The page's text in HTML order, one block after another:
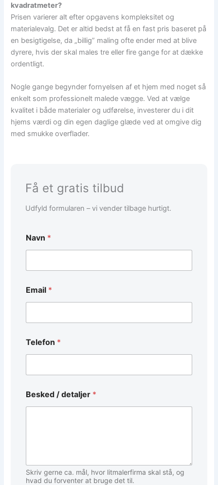
kvadratmeter?
Prisen varierer alt efter opgavens kompleksitet og
materialevalg. Det er altid bedst at få en fast pris baseret på
en besigtigelse, da „billig” maling ofte ender med at blive
dyrere, hvis der skal males tre eller fire gange for at dække
ordentligt.
Nogle gange begynder fornyelsen af et hjem med noget så
enkelt som professionelt malede vægge. Ved at vælge
kvalitet i både materialer og udførelse, investerer du i dit
hjems værdi og din egen daglige glæde ved at omgive dig
med smukke overflader.
Få et gratis tilbud
Udfyld formularen – vi vender tilbage hurtigt.
Navn *
e
t
l
e
r
*
e
a
Email *
Telefon *
Besked / detaljer *
Skriv gerne ca. mål, hvor litmalerfirma skal stå, og
hvad du forventer at bruge det til.